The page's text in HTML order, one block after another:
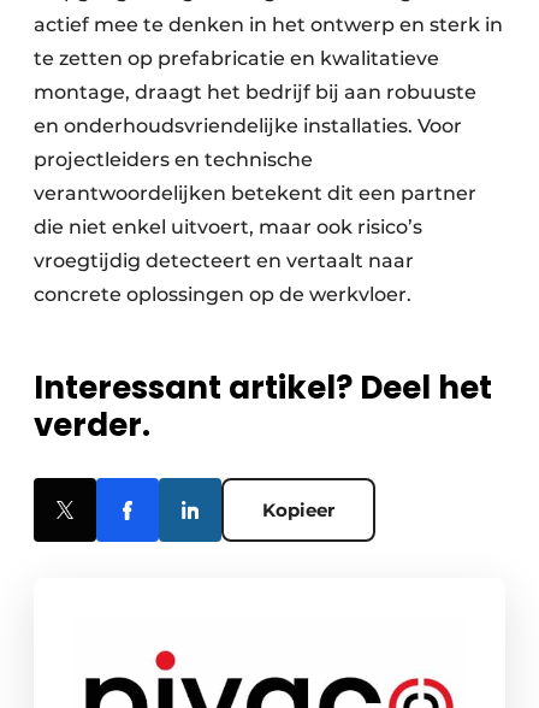
actief mee te denken in het ontwerp en sterk in
te zetten op prefabricatie en kwalitatieve
montage, draagt het bedrijf bij aan robuuste
en onderhoudsvriendelijke installaties. Voor
projectleiders en technische
verantwoordelijken betekent dit een partner
die niet enkel uitvoert, maar ook risico’s
vroegtijdig detecteert en vertaalt naar
concrete oplossingen op de werkvloer.
Interessant artikel? Deel het
verder.
Kopieer